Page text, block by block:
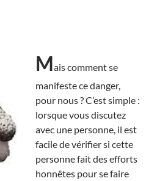
Mais comment se
manifeste ce danger,
pour nous ? C’est simple :
lorsque vous discutez
avec une personne, il est
facile de vérifier si cette
personne fait des efforts
honnêtes pour se faire